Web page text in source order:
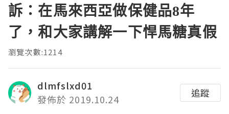
訴：在馬來西亞做保健品8年
了，和大家講解一下悍馬糖真假
瀏覽次數:1214
dlmfslxd01
發佈於 2019.10.24
追蹤